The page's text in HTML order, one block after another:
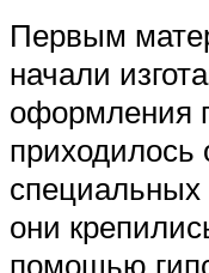
Первым
начали
оформления
приходилось
они
помощью